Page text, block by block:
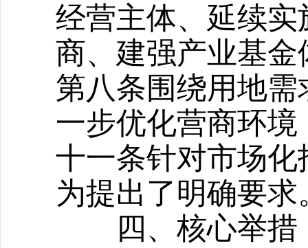
经营主体、延续
商、建强产业基
第八条围绕用地
一步优化营商环
十一条针对市场
为提出了明确要求
四、核心举措